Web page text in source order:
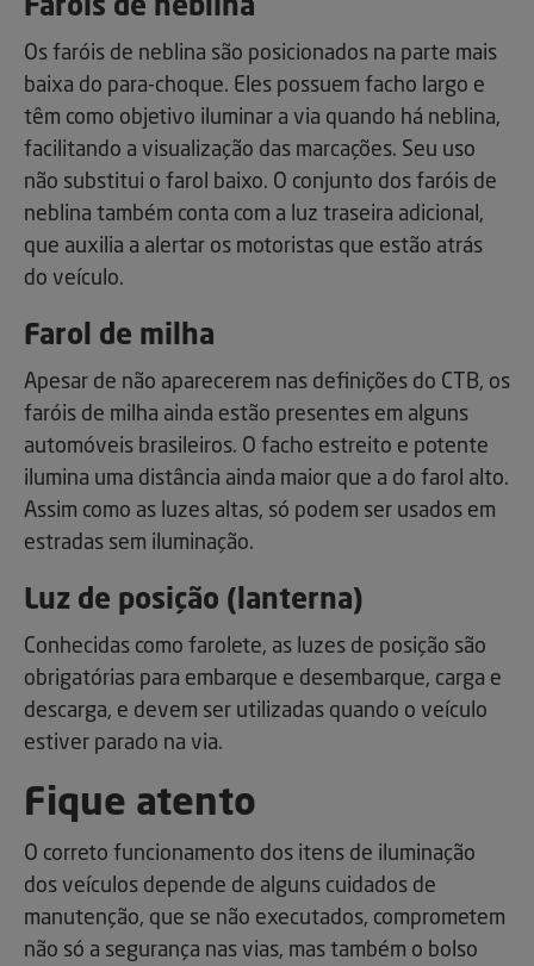
Faróis de neblina
Os faróis de neblina são posicionados na parte mais
baixa do para-choque. Eles possuem facho largo e
têm como objetivo iluminar a via quando há neblina,
facilitando a visualização das marcações. Seu uso
não substitui o farol baixo. O conjunto dos faróis de
neblina também conta com a luz traseira adicional,
que auxilia a alertar os motoristas que estão atrás
do veículo.
Farol de milha
Apesar de não aparecerem nas definições do CTB, os
faróis de milha ainda estão presentes em alguns
automóveis brasileiros. O facho estreito e potente
ilumina uma distância ainda maior que a do farol alto.
Assim como as luzes altas, só podem ser usados em
estradas sem iluminação.
Luz de posição (lanterna)
Conhecidas como farolete, as luzes de posição são
obrigatórias para embarque e desembarque, carga e
descarga, e devem ser utilizadas quando o veículo
estiver parado na via.
Fique atento
O correto funcionamento dos itens de iluminação
dos veículos depende de alguns cuidados de
manutenção, que se não executados, comprometem
não só a segurança nas vias, mas também o bolso